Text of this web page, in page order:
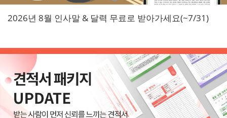
2026년 8월 인사말 & 달력 무료로 받아가세요(~7/31)